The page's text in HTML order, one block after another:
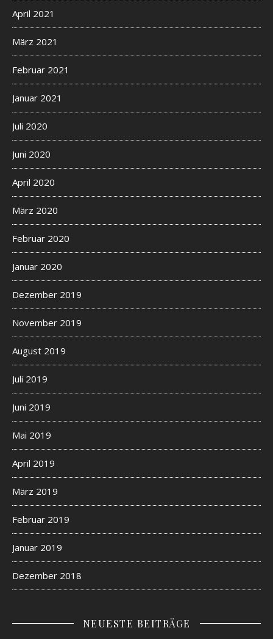
April 2021
März 2021
Februar 2021
Januar 2021
Juli 2020
Juni 2020
April 2020
März 2020
Februar 2020
Januar 2020
Dezember 2019
November 2019
August 2019
Juli 2019
Juni 2019
Mai 2019
April 2019
März 2019
Februar 2019
Januar 2019
Dezember 2018
NEUESTE BEITRÄGE